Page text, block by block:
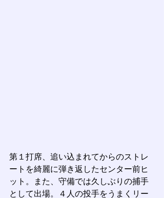
第１打席、追い込まれてからのストレ
ートを綺麗に弾き返したセンター前ヒ
ット。また、守備では久しぶりの捕手
として出場。４人の投手をうまくリー